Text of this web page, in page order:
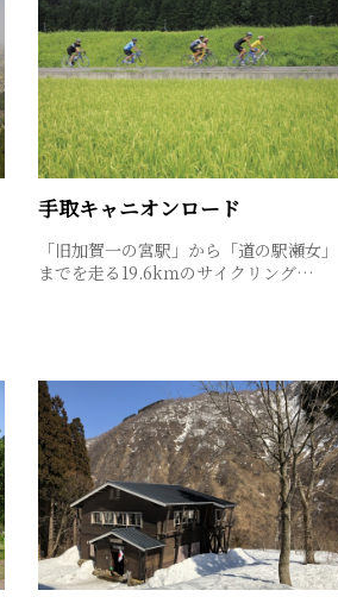
手取キャニオンロード
「旧加賀一の宮駅」から「道の駅瀬女」
までを走る19.6kｍのサイクリング…